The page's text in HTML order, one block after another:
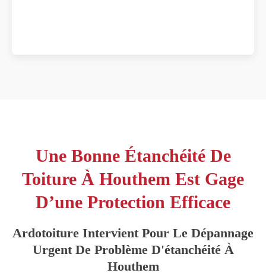
Une Bonne Étanchéité De
Toiture À Houthem Est Gage
D’une Protection Efficace
Ardotoiture Intervient Pour Le Dépannage
Urgent De Problème D'étanchéité À
Houthem